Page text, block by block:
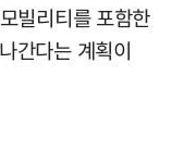
빌리티를 포함한
간다는 계획이